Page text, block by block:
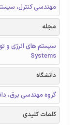
مهندسی کنترل،
مجله
Systems
دانشگاه
گروه مهندسی برق،
کلمات کلیدی